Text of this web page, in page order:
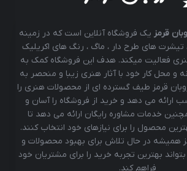
قرمز یک فروشگاه آنلاین است که در زمینه
تیشرت های طرح دار ، ماگ ، رنگ های اکریلیک
فعالیت میکند. هدف این فروشگاه کمک به
و محل کار خود با آثار هنری زیبا و منحصر به
قرمز طیف گسترده ای از محصولات هنری را
ارائه می دهد و خرید از فروشگاه را آسان و
خدمات مشاوره رایگان ارائه می دهد تا
محصول را برای نیازهای خود انتخاب کنند.
همیشه در حال تلاش برای بهبود محصولات و
بهترین تجربه خرید را برای مشتریان خود
فراهم کند.